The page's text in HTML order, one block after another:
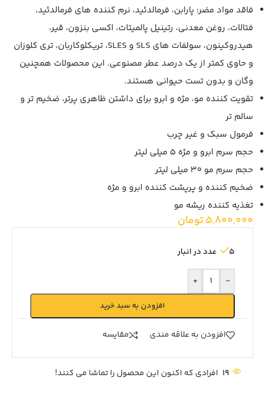
فاقد مواد مضر: پارابن، فرمالدئید، نرم کننده های فرمالدئید،
فتالات، روغن معدنی، رتینیل پالمیتات، اکسی بنزون، قیر،
هیدروکینون، سولفات های SLS و SLES، تریکلوکاربان، تری کلوزان
و حاوی کمتر از یک درصد عطر مصنوعی. این محصولات همچنین
وگان و بدون تست حیوانی هستند.
تقویت کننده مو، مژه و ابرو برای داشتن ظاهری پرتر، ضخیم تر و
سالم تر
فرمول سبک و غیر چرب
حجم سرم ابرو و مژه 5 میلی لیتر
حجم سرم مو 30 میلی لیتر
ضخیم کننده و پرپشت کننده ابرو و مژه
تغذیه کننده ریشه مو
5,800,000تومان
5 عدد در انبار
-
+
افزودن به سبد خرید
افزودن به علاقه مندی مقايسه
19 افرادی که اکنون این محصول را تماشا می کنند!